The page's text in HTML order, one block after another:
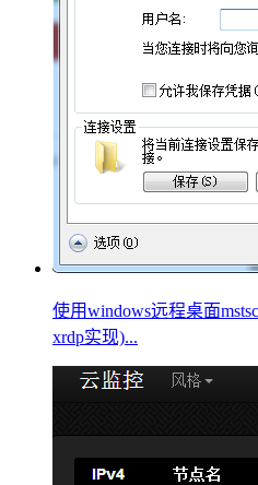
使用windows远程桌面
xrdp实现)...